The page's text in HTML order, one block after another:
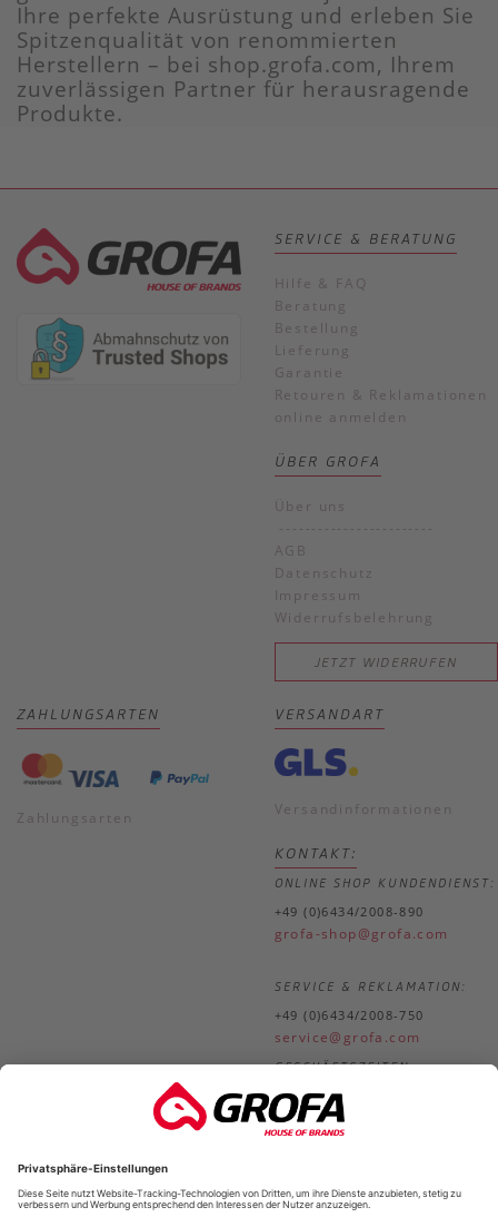
Ihre perfekte Ausrüstung und erleben Sie
Spitzenqualität von renommierten
Herstellern – bei shop.grofa.com, Ihrem
zuverlässigen Partner für herausragende
Produkte.
SERVICE & BERATUNG
Hilfe & FAQ
Beratung
Bestellung
Lieferung
Garantie
Retouren & Reklamationen
online anmelden
ÜBER GROFA
Über uns
------------------------
AGB
Datenschutz
Impressum
Widerrufsbelehrung
JETZT WIDERRUFEN
ZAHLUNGSARTEN
Zahlungsarten
VERSANDART
Versandinformationen
KONTAKT:
ONLINE SHOP KUNDENDIENST:
+49 (0)6434/2008-890
grofa-shop@grofa.com
SERVICE & REKLAMATION:
+49 (0)6434/2008-750
service@grofa.com
GESCHÄFTSZEITEN:
Mo.-
Do.
8.30-18.00 Uhr